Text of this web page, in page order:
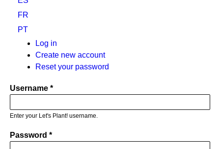
FR
PT
Primary
tabs
Log in
tab)
Create new account
Reset your password
Username
Enter your Let's Plant! username.
Password